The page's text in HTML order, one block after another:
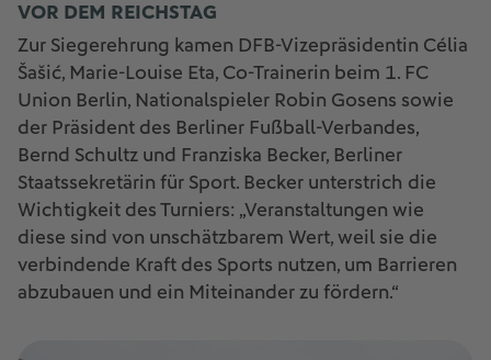
VOR DEM REICHSTAG
Zur Siegerehrung kamen DFB-Vizepräsidentin Célia
Šašić, Marie-Louise Eta, Co-Trainerin beim 1. FC
Union Berlin, Nationalspieler Robin Gosens sowie
der Präsident des Berliner Fußball-Verbandes,
Bernd Schultz und Franziska Becker, Berliner
Staatssekretärin für Sport. Becker unterstrich die
Wichtigkeit des Turniers: „Veranstaltungen wie
diese sind von unschätzbarem Wert, weil sie die
verbindende Kraft des Sports nutzen, um Barrieren
abzubauen und ein Miteinander zu fördern.“